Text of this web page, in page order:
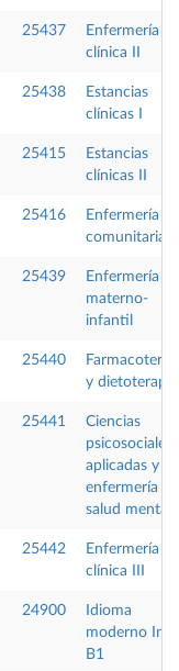
25437
Enfermería
clínica II
25438
Estancias
clínicas I
25415
Estancias
clínicas II
25416
Enfermería
comunitaria II
25439
Enfermería
materno-
infantil
25440
y dietoterapia
25441
Ciencias
psicosociales
aplicadas y
enfermería de
salud mental
25442
Enfermería
clínica III
24900
Idioma
moderno
B1